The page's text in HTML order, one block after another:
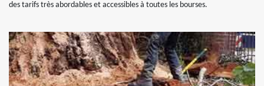
des tarifs très abordables et accessibles à toutes les bourses.